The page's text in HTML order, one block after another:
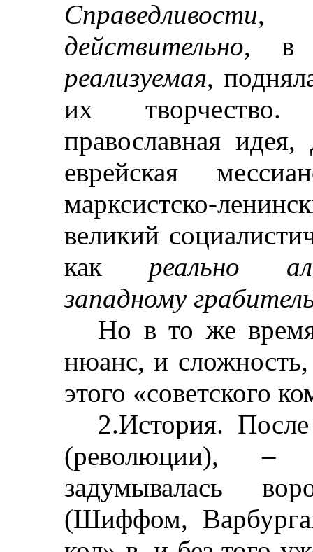
Справедливости
действительно, в
реализуемая,
их творчество.
православная
еврейская
марксистско-
великий
как реально
западному
Но в то же
нюанс, и
этого «советского
2.История. После
(революции), –
задумывалась
(Шиффом,